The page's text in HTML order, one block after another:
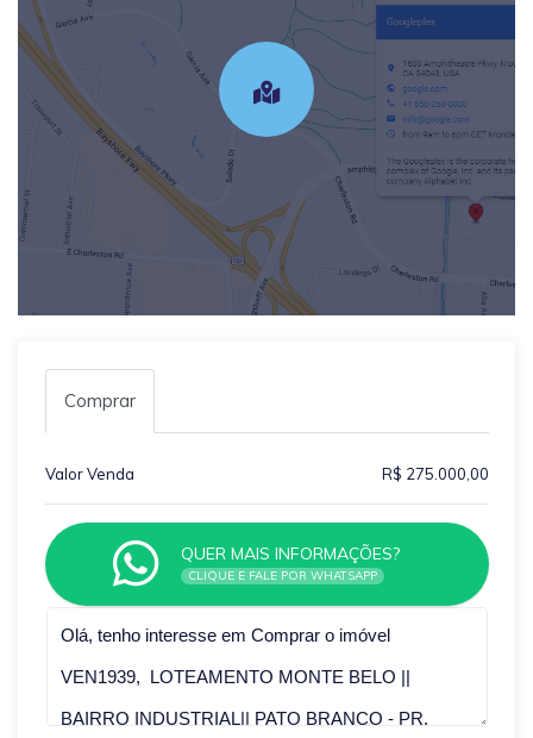
Comprar
Valor Venda R$ 275.000,00
QUER MAIS INFORMAÇÕES?
CLIQUE E FALE POR WHATSAPP